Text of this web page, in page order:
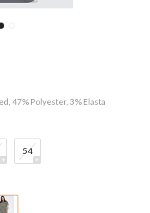
47% Polyester, 3% Elasta
54